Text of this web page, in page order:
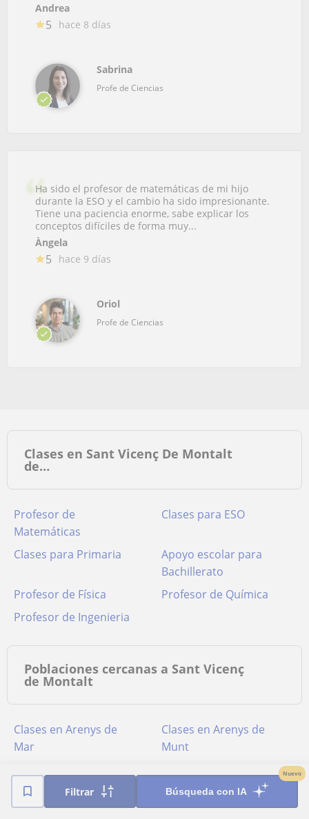
Filtrar Búsqueda con IA
Nuevo
Andrea
5 hace 8 días
Sabrina
Profe de Ciencias
Ha sido el profesor de matemáticas de mi hijo
durante la ESO y el cambio ha sido impresionante.
Tiene una paciencia enorme, sabe explicar los
conceptos difíciles de forma muy...
Àngela
5 hace 9 días
Oriol
Profe de Ciencias
Clases en Sant Vicenç De Montalt
de…
Profesor de
Matemáticas
Clases para ESO
Clases para Primaria
Apoyo escolar para
Bachillerato
Profesor de Física
Profesor de Química
Profesor de Ingenieria
Poblaciones cercanas a Sant Vicenç
de Montalt
Clases en Arenys de
Mar
Clases en Arenys de
Munt
Clases en Caldes
D'Estrac
Clases en Mataró